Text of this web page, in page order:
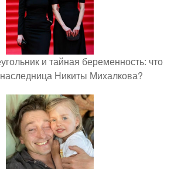
и тайная беременность: что
Никиты Михалкова?